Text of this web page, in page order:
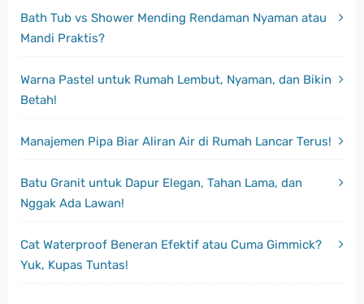
Bath Tub vs Shower Mending Rendaman Nyaman atau
Mandi Praktis?
Warna Pastel untuk Rumah Lembut, Nyaman, dan Bikin
Betah!
Manajemen Pipa Biar Aliran Air di Rumah Lancar Terus!
Batu Granit untuk Dapur Elegan, Tahan Lama, dan
Nggak Ada Lawan!
Cat Waterproof Beneran Efektif atau Cuma Gimmick?
Yuk, Kupas Tuntas!